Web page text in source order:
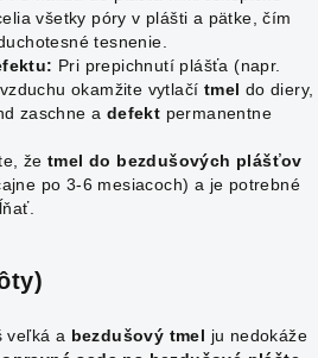
všetky póry v plášti a pätke, čím
tesnenie.
Pri prepichnutí plášťa (napr.
okamžite vytlačí tmel do diery,
zaschne a defekt permanentne
že tmel do bezdušových plášťov
po 3-6 mesiacoch) a je potrebné
veľká a bezdušový tmel ju nedokáže